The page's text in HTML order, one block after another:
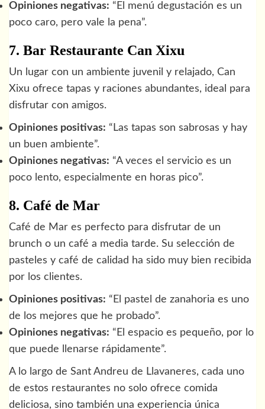
Opiniones negativas: “El menú degustación es un
poco caro, pero vale la pena”.
7. Bar Restaurante Can Xixu
Un lugar con un ambiente juvenil y relajado, Can
Xixu ofrece tapas y raciones abundantes, ideal para
disfrutar con amigos.
Opiniones positivas: “Las tapas son sabrosas y hay
un buen ambiente”.
Opiniones negativas: “A veces el servicio es un
poco lento, especialmente en horas pico”.
8. Café de Mar
Café de Mar es perfecto para disfrutar de un
brunch o un café a media tarde. Su selección de
pasteles y café de calidad ha sido muy bien recibida
por los clientes.
Opiniones positivas: “El pastel de zanahoria es uno
de los mejores que he probado”.
Opiniones negativas: “El espacio es pequeño, por lo
que puede llenarse rápidamente”.
A lo largo de Sant Andreu de Llavaneres, cada uno
de estos restaurantes no solo ofrece comida
deliciosa, sino también una experiencia única